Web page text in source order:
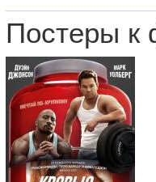
Постеры к